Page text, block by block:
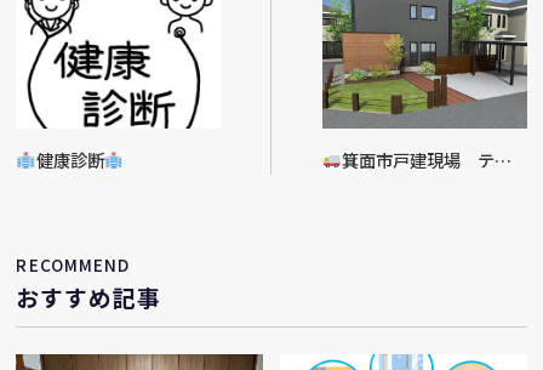
健康診断
箕面市戸建現場 テラ
RECOMMEND
おすすめ記事